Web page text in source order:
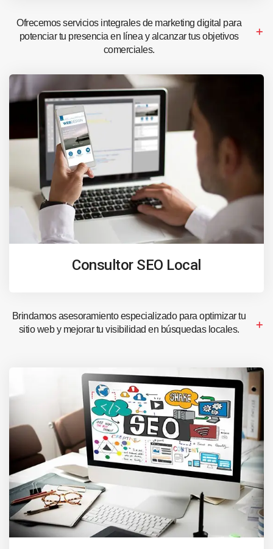
Ofrecemos servicios integrales de marketing digital para
potenciar tu presencia en línea y alcanzar tus objetivos
comerciales.
Consultor SEO Local
Brindamos asesoramiento especializado para optimizar tu
sitio web y mejorar tu visibilidad en búsquedas locales.